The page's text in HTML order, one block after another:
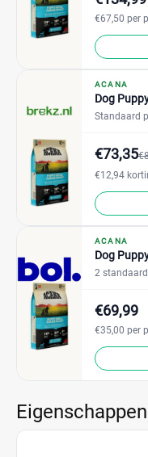
€67,50 per
ACANA
Dog
Standaard
€73,35
€12,94
ACANA
Dog
2
€69,99
€35,00 per
Eigenschappen